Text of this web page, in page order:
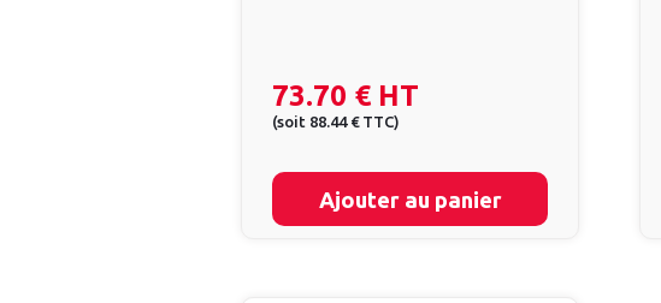
73.70 € HT
(soit 88.44 € TTC)
Ajouter au panier